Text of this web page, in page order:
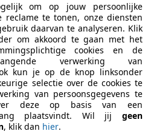
dat opzicht bood het laatste
de meeste keuze, met
varianten . Qua
alleen keuze uit een
. Via derden
aangeboden. Buiten Europa
Hiace talrijk, met ook een
personenuitvoeringen.
Hiace ook nog altijd. Hier
om op jouw persoonlijke
reclame te tonen, onze diensten
daarvan te analyseren. Klik
om akkoord te gaan met het
cookies en de
verwerking van
kun je op de knop linksonder
selectie over de cookies te
van persoonsgegevens te
deze op basis van een
plaatsvindt. Wil jij geen
, klik dan hier.